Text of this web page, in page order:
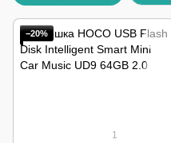
−20%
1